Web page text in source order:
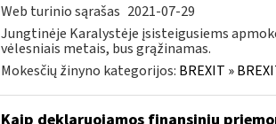
Web turinio sąrašas 2021-07-29
Jungtinėje Karalystėje įsisteigusiems
vėlesniais metais, bus grąžinamas.
Mokesčių žinyno kategorijos: BREXIT »